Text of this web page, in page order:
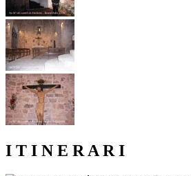
I T I N E R A R I